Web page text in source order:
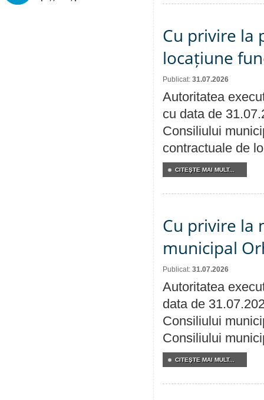
Cu privire la
locațiune
Publicat: 31.07.2026
Autoritatea
cu data de
Consiliului
contractuale de
CITEŞTE MAI MULT...
Cu privire la
municipal
Publicat: 31.07.2026
Autoritatea
data de
Consiliului
Consiliului
CITEŞTE MAI MULT...